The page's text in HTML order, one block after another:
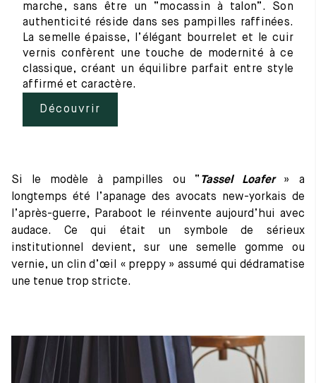
marche, sans être un “mocassin à talon”. Son
authenticité réside dans ses pampilles raffinées.
La semelle épaisse, l’élégant bourrelet et le cuir
vernis confèrent une touche de modernité à ce
classique, créant un équilibre parfait entre style
affirmé et caractère.
Découvrir
Si le modèle à pampilles ou “ Tassel Loafer» a
longtemps été l’apanage des avocats new-yorkais de
l’après-guerre, Paraboot le réinvente aujourd’hui avec
audace. Ce qui était un symbole de sérieux
institutionnel devient, sur une semelle gomme ou
vernie, un clin d’œil « preppy » assumé qui dédramatise
une tenue trop stricte.